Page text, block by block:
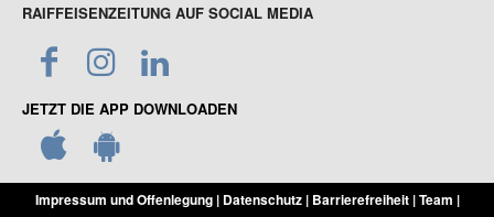
RAIFFEISENZEITUNG AUF SOCIAL MEDIA
JETZT DIE APP DOWNLOADEN
Impressum und Offenlegung| Datenschutz| Barrierefreiheit|Team |